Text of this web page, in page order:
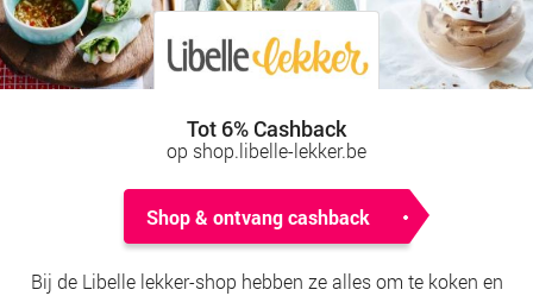
Tot 6% Cashback
op shop.libelle-lekker.be
Shop & ontvang cashback
Bij de Libelle lekker-shop hebben ze alles om te koken en